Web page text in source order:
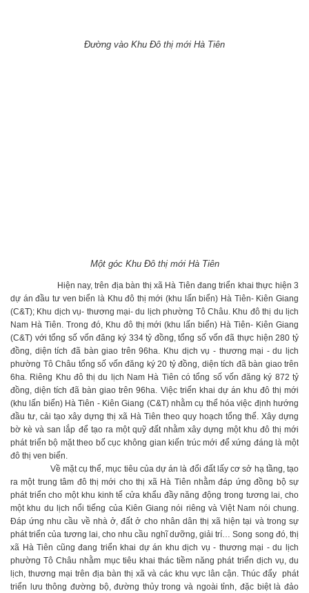
Đường vào Khu Đô thị mới Hà Tiên
Một góc Khu Đô thị mới Hà Tiên
Hiện nay, trên địa bàn thị xã Hà Tiên đang triển khai thực hiện 3
dự án đầu tư ven biển là Khu đô thị mới (khu lấn biển) Hà Tiên- Kiên Giang
(C&T); Khu dịch vụ- thương mại- du lịch phường Tô Châu. Khu đô thị du lịch
Nam Hà Tiên. Trong đó, Khu đô thị mới (khu lấn biển) Hà Tiên- Kiên Giang
(C&T) với tổng số vốn đăng ký 334 tỷ đồng, tổng số vốn đã thực hiện 280 tỷ
đồng, diện tích đã bàn giao trên 96ha. Khu dịch vụ - thương mại - du lịch
phường Tô Châu tổng số vốn đăng ký 20 tỷ đồng, diện tích đã bàn giao trên
6ha. Riêng Khu đô thị du lịch Nam Hà Tiên có tổng số vốn đăng ký 872 tỷ
đồng, diện tích đã bàn giao trên 96ha. Việc triển khai dự án khu đô thị mới
(khu lấn biển) Hà Tiên - Kiên Giang (C&T) nhằm cụ thể hóa việc định hướng
đầu tư, cải tạo xây dựng thị xã Hà Tiên theo quy hoạch tổng thể. Xây dựng
bờ kè và san lắp để tạo ra một quỹ đất nhằm xây dựng một khu đô thị mới
phát triển bộ mặt theo bố cục không gian kiến trúc mới để xứng đáng là một
đô thị ven biển.
Về mặt cụ thể, mục tiêu của dự án là đổi đất lấy cơ sở hạ tầng, tạo
ra một trung tâm đô thị mới cho thị xã Hà Tiên nhằm đáp ứng đồng bộ sự
phát triển cho một khu kinh tế cửa khẩu đầy năng động trong tương lai, cho
một khu du lịch nổi tiếng của Kiên Giang nói riêng và Việt Nam nói chung.
Đáp ứng nhu cầu về nhà ở, đất ở cho nhân dân thị xã hiện tại và trong sự
phát triển của tương lai, cho nhu cầu nghĩ dưỡng, giải trí… Song song đó, thị
xã Hà Tiên cũng đang triển khai dự án khu dịch vụ - thương mại - du lịch
phường Tô Châu nhằm mục tiêu khai thác tiềm năng phát triển dịch vụ, du
lịch, thương mại trên địa bàn thị xã và các khu vực lân cận. Thúc đẩy phát
triển lưu thông đường bộ, đường thủy trong và ngoài tỉnh, đặc biệt là đảo